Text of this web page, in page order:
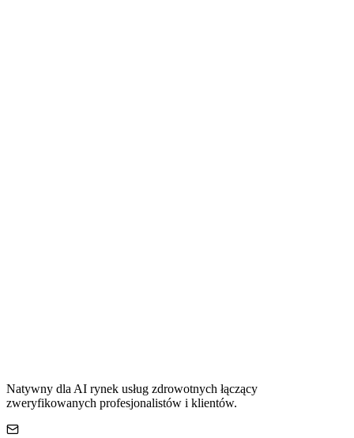
Natywny dla AI rynek usług zdrowotnych łączący
zweryfikowanych profesjonalistów i klientów.